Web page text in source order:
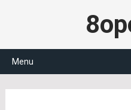
Menu